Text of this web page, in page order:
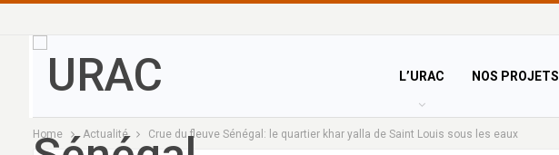
L’URAC NOS PROJETS
Home Actualité Crue du fleuve Sénégal: le quartier khar yalla de Saint Louis sous les eaux